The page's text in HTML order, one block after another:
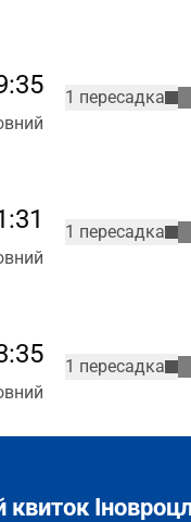
1 пересадка
1 пересадка
1 пересадка
квиток